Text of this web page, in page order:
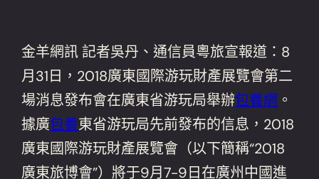
金羊網訊 記者吳丹、通信員粵旅宣報道：8
月31日，2018廣東國際游玩財產展覽會第二
場消息發布會在廣東省游玩局舉辦包養網 。
據廣包養東省游玩局先前發布的信息，2018
廣東國際游玩財產展覽會（以下簡稱“2018
廣東旅博會”）將于9月7-9日在廣州中國進